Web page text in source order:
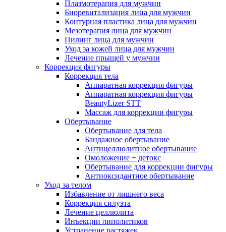
Плазмотерапия для мужчин
Биоревитализация лица для мужчин
Контурная пластика лица для мужчин
Мезотерапия лица для мужчин
Пилинг лица для мужчин
Уход за кожей лица для мужчин
Лечение прыщей у мужчин
Коррекция фигуры
Коррекция тела
Аппаратная коррекция фигуры
Аппаратная коррекция фигуры
BeautyLizer STT
Массаж для коррекции фигуры
Обертывание
Обертывание для тела
Бандажное обертывание
Антицеллюлитное обертывание
Омоложение + детокс
Обертывание для коррекции фигуры
Антиоксидантное обертывание
Уход за телом
Избавление от лишнего веса
Коррекция силуэта
Лечение целлюлита
Инъекции липолитиков
Устранение растяжек